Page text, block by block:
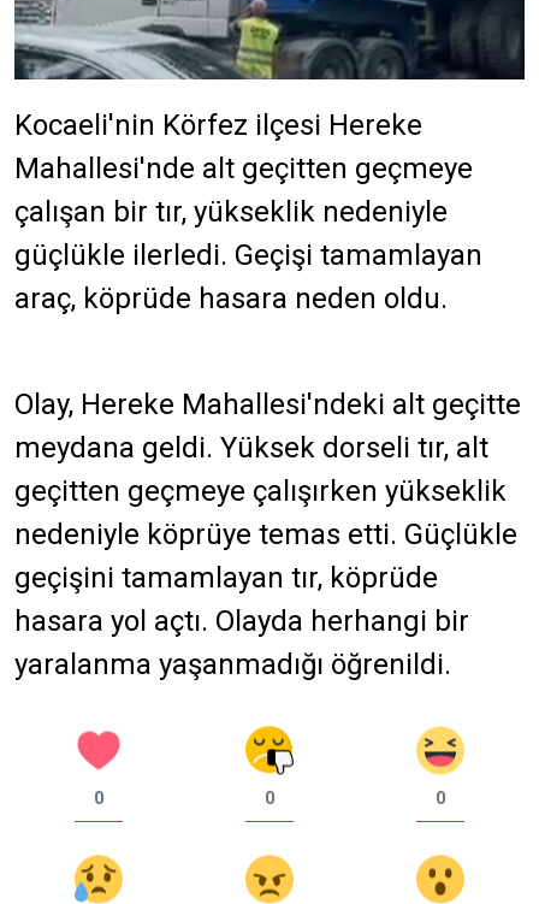
Kocaeli'nin Körfez ilçesi Hereke
Mahallesi'nde alt geçitten geçmeye
çalışan bir tır, yükseklik nedeniyle
güçlükle ilerledi. Geçişi tamamlayan
araç, köprüde hasara neden oldu.
Olay, Hereke Mahallesi'ndeki alt geçitte
meydana geldi. Yüksek dorseli tır, alt
geçitten geçmeye çalışırken yükseklik
nedeniyle köprüye temas etti. Güçlükle
geçişini tamamlayan tır, köprüde
hasara yol açtı. Olayda herhangi bir
yaralanma yaşanmadığı öğrenildi.
0 0 0